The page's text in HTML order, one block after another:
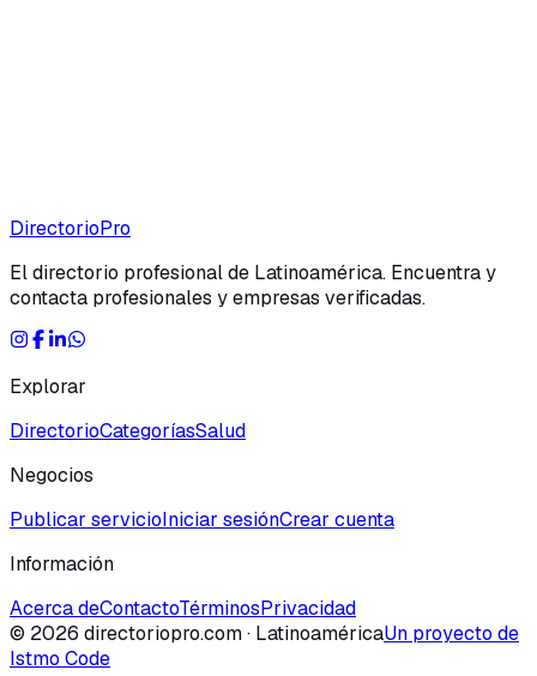
DirectorioPro
El directorio profesional de Latinoamérica. Encuentra y
contacta profesionales y empresas verificadas.
Explorar
DirectorioCategoríasSalud
Negocios
Publicar servicioIniciar sesiónCrear cuenta
Información
Acerca deContactoTérminosPrivacidad
© 2026 directoriopro.com· LatinoaméricaUn proyecto de
Istmo Code